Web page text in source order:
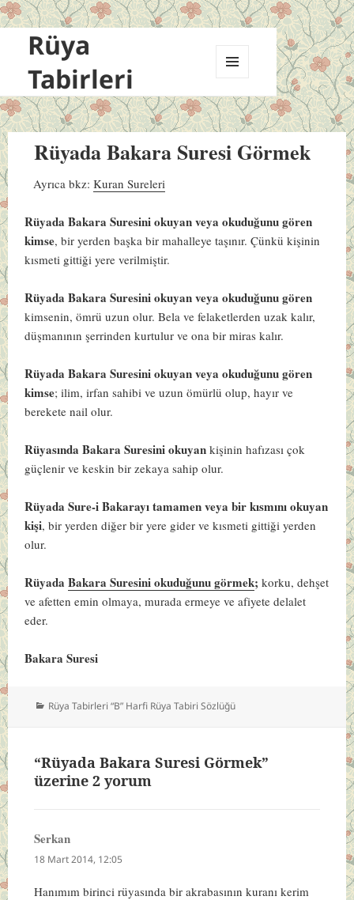
Rüya
Tabirleri
VE
BILEŞENLER
Rüyada Bakara Suresi Görmek
Ayrıca bkz:Kuran Sureleri
Rüyada Bakara Suresini okuyan veya okuduğunu gören
kimse, bir yerden başka bir mahalleye taşınır. Çünkü kişinin
kısmeti gittiği yere verilmiştir.
Rüyada Bakara Suresini okuyan veya okuduğunu gören
kimsenin, ömrü uzun olur. Bela ve felaketlerden uzak kalır,
düşmanının şerrinden kurtulur ve ona bir miras kalır.
Rüyada Bakara Suresini okuyan veya okuduğunu gören
kimse; ilim, irfan sahibi ve uzun ömürlü olup, hayır ve
berekete nail olur.
Rüyasında Bakara Suresini okuyan kişinin hafızası çok
güçlenir ve keskin bir zekaya sahip olur.
Rüyada Sure-i Bakarayı tamamen veya bir kısmını okuyan
kişi, bir yerden diğer bir yere gider ve kısmeti gittiği yerden
olur.
RüyadaBakara Suresini okuduğunu görmek; korku, dehşet
ve afetten emin olmaya, murada ermeye ve afiyete delalet
eder.
Bakara Suresi
Kategoriler
Rüya Tabirleri “B” Harfi Rüya Tabiri Sözlüğü
“Rüyada Bakara Suresi Görmek”
üzerine 2 yorum
Serkandedi
ki:
18 Mart 2014, 12:05
Hanımım birinci rüyasında bir akrabasının kuranı kerim